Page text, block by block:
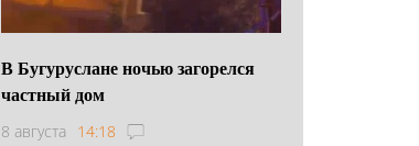
В Бугуруслане ночью загорелся
частный дом
8 августа 14:18